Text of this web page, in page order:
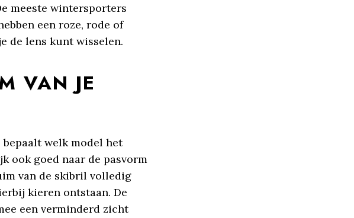
meeste wintersporters
een roze, rode of
de lens kunt wisselen.
VAN JE
welk model het
ook goed naar de pasvorm
van de skibril volledig
kieren ontstaan. De
een verminderd zicht